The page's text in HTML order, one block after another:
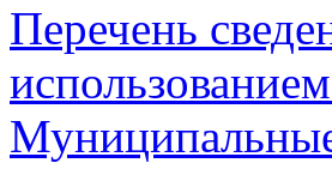
Перечень